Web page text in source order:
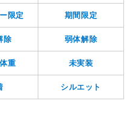
限定 期間限定
除 弱体解除
重 未実装
シルエット